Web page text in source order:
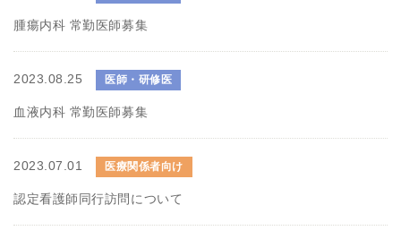
腫瘍内科 常勤医師募集
2023.08.25 医師・研修医
血液内科 常勤医師募集
2023.07.01 医療関係者向け
認定看護師同行訪問について